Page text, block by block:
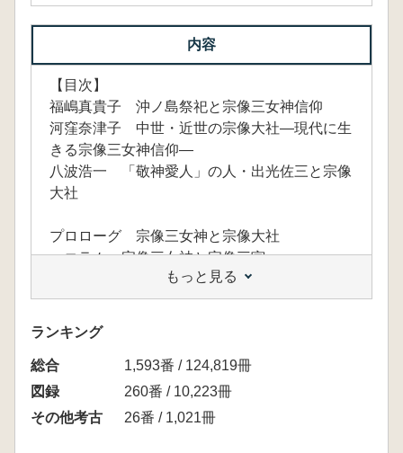
内容
【目次】
福嶋真貴子 沖ノ島祭祀と宗像三女神信仰
河窪奈津子 中世・近世の宗像大社―現代に生
きる宗像三女神信仰―
八波浩一 「敬神愛人」の人・出光佐三と宗像
大社
プロローグ 宗像三女神と宗像大社
コラム 宗像三女神と宗像三宮
第1章 神の島 沖ノ島―宗像三女神への祈り
とかたち1:岩上、岩陰遺跡
コラム 沖ノ島祭祀の起源
第2章 神の島 沖ノ島―宗像三女神への祈り
とかたち2:半岩陰・半露天、露天遺跡
コラム 律令祭祀の萌芽期・確立期―宗像三
女神と一族の台頭
特別出品 伊勢神宮神宝の世界
もっと見る
ランキング
総合
1,593番 / 124,819冊
図録
260番 / 10,223冊
その他考古
26番 / 1,021冊